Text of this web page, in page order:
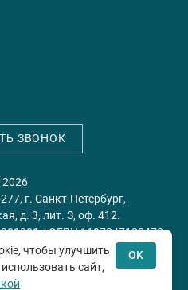
ЗВОНОК
г. Санкт-Петербург,
д. 3, лит. З, оф. 412.
/ ОГРН 1197847128478
чтобы улучшить
сайт,
OK